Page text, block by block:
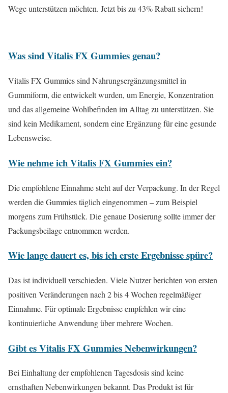
Wege unterstützen möchten. Jetzt bis zu 43% Rabatt sichern!
Was sind Vitalis FX Gummies genau?
Vitalis FX Gummies sind Nahrungsergänzungsmittel in
Gummiform, die entwickelt wurden, um Energie, Konzentration
und das allgemeine Wohlbefinden im Alltag zu unterstützen. Sie
sind kein Medikament, sondern eine Ergänzung für eine gesunde
Lebensweise.
Wie nehme ich Vitalis FX Gummies ein?
Die empfohlene Einnahme steht auf der Verpackung. In der Regel
werden die Gummies täglich eingenommen – zum Beispiel
morgens zum Frühstück. Die genaue Dosierung sollte immer der
Packungsbeilage entnommen werden.
Wie lange dauert es, bis ich erste Ergebnisse spüre?
Das ist individuell verschieden. Viele Nutzer berichten von ersten
positiven Veränderungen nach 2 bis 4 Wochen regelmäßiger
Einnahme. Für optimale Ergebnisse empfehlen wir eine
kontinuierliche Anwendung über mehrere Wochen.
Gibt es Vitalis FX Gummies Nebenwirkungen?
Bei Einhaltung der empfohlenen Tagesdosis sind keine
ernsthaften Nebenwirkungen bekannt. Das Produkt ist für